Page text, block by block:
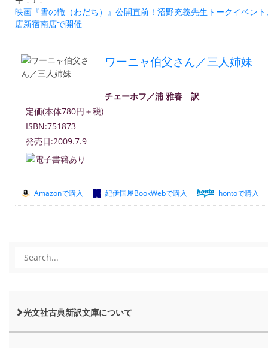
映画『雪の轍（わだち）』公開直前！沼野充義先生トークイベン
店新宿南店で開催
ワーニャ伯父さん／三人姉妹
チェーホフ／浦 雅春 訳
定価(本体780円＋税)
ISBN:751873
発売日:2009.7.9
Amazonで購入 紀伊国屋BookWebで購入 hontoで購入
光文社古典新訳文庫について